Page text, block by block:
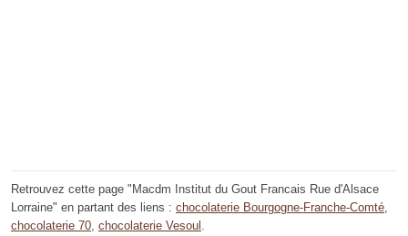
Retrouvez cette page "Macdm Institut du Gout Francais Rue d'Alsace
Lorraine" en partant des liens : chocolaterie Bourgogne-Franche-Comté,
chocolaterie 70, chocolaterie Vesoul .